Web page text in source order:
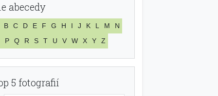
abecedy
B C D E F G H I J K L M
N
P
Q R S T U V W X Y Z
5 fotografií